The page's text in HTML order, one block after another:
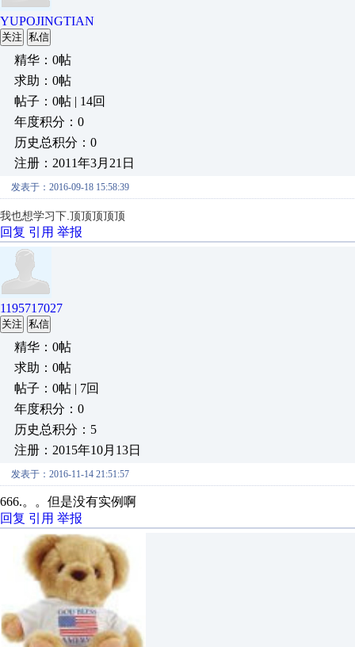
YUPOJINGTIAN
关注 私信
精华：0帖
求助：0帖
帖子：0帖 | 14回
年度积分：0
历史总积分：0
注册：2011年3月21日
发表于：2016-09-18 15:58:39
我也想学习下.顶顶顶顶顶
回复 引用 举报
1195717027
关注 私信
精华：0帖
求助：0帖
帖子：0帖 | 7回
年度积分：0
历史总积分：5
注册：2015年10月13日
发表于：2016-11-14 21:51:57
666.。。但是没有实例啊
回复 引用 举报